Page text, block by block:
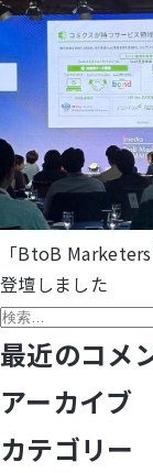
投
稿
ナ
ビ
ゲ
「BtoB
登壇しました
検
索:
最近のコメ
アーカイブ
カテゴリー